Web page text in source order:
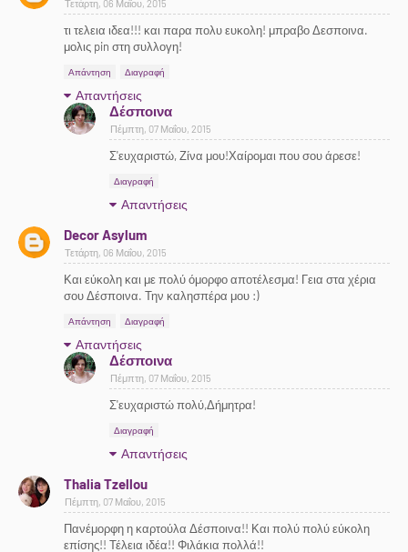
Τετάρτη, 06 Μαΐου, 2015
τι τελεια ιδεα!!! και παρα πολυ ευκολη! μπραβο Δεσποινα.
μολις pin στη συλλογη!
Απάντηση Διαγραφή
Απαντήσεις
Δέσποινα
Πέμπτη, 07 Μαΐου, 2015
Σ'ευχαριστώ, Ζίνα μου!Χαίρομαι που σου άρεσε!
Διαγραφή
Απαντήσεις
Decor Asylum
Τετάρτη, 06 Μαΐου, 2015
Και εύκολη και με πολύ όμορφο αποτέλεσμα! Γεια στα χέρια
σου Δέσποινα. Την καλησπέρα μου :)
Απάντηση Διαγραφή
Απαντήσεις
Δέσποινα
Πέμπτη, 07 Μαΐου, 2015
Σ'ευχαριστώ πολύ,Δήμητρα!
Διαγραφή
Απαντήσεις
Thalia Tzellou
Πέμπτη, 07 Μαΐου, 2015
Πανέμορφη η καρτούλα Δέσποινα!! Και πολύ πολύ εύκολη
επίσης!! Τέλεια ιδέα!! Φιλάκια πολλά!!